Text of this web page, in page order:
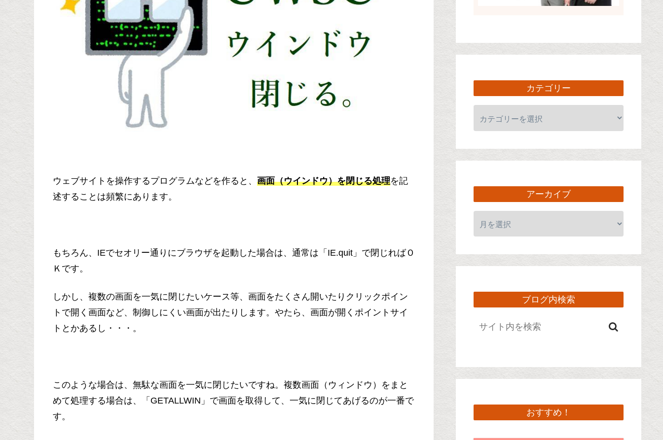
ウェブサイトを操作するプログラムなどを作ると、 画面（ウインドウ）を閉じる処理を記
述することは頻繁にあります。
もちろん、IEでセオリー通りにブラウザを起動した場合は、通常は「IE.quit」で閉じればＯ
Ｋです。
しかし、複数の画面を一気に閉じたいケース等、画面をたくさん開いたりクリックポイン
トで開く画面など、制御しにくい画面が出たりします。やたら、画面が開くポイントサイ
トとかあるし・・・。
このような場合は、無駄な画面を一気に閉じたいですね。複数画面（ウィンドウ）をまと
めて処理する場合は、「GETALLWIN」で画面を取得して、一気に閉じてあげるのが一番で
す。
カテゴリー
アーカイブ
ブログ内検索
おすすめ！